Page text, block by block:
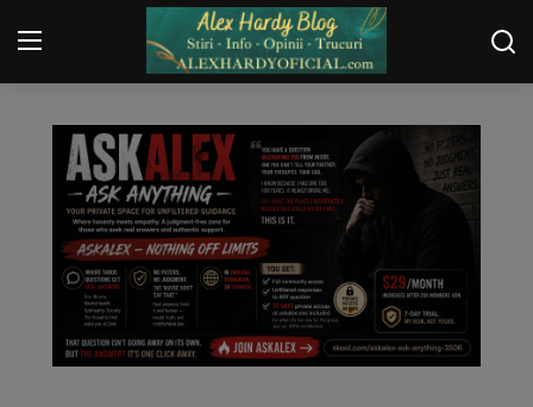
Login Register
Contact